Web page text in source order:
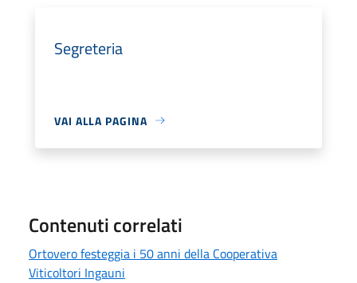
Segreteria
VAI ALLA PAGINA
Contenuti correlati
Ortovero festeggia i 50 anni della Cooperativa
Viticoltori Ingauni